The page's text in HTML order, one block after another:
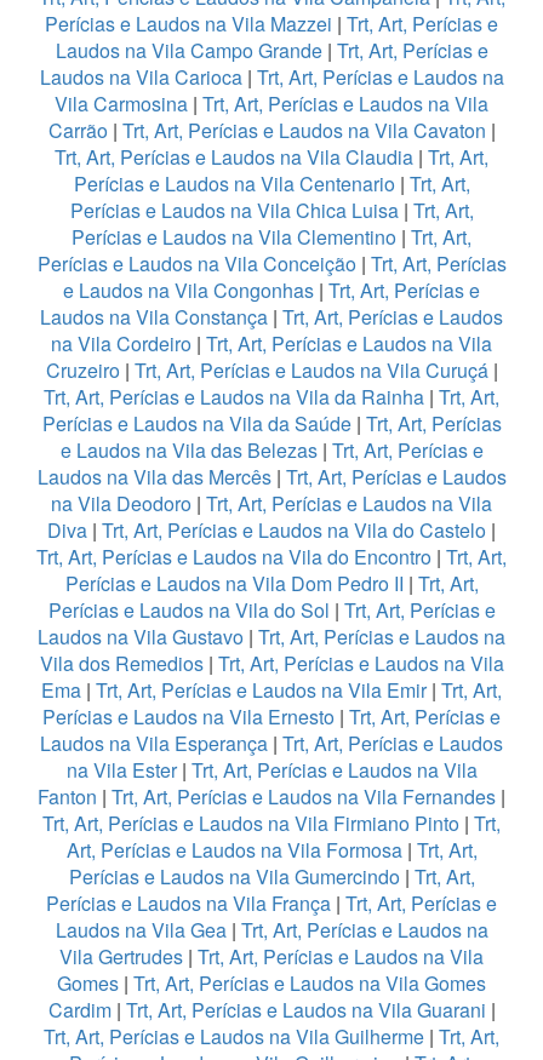
Perícias e Laudos na Vila Mazzei | Trt, Art, Perícias e
Laudos na Vila Campo Grande| Trt, Art, Perícias e
Laudos na Vila Carioca| Trt, Art, Perícias e Laudos na
Vila Carmosina | Trt, Art, Perícias e Laudos na Vila
Carrão| Trt, Art, Perícias e Laudos na Vila Cavaton |
Trt, Art, Perícias e Laudos na Vila Claudia | Trt, Art,
Perícias e Laudos na Vila Centenario| Trt, Art,
Perícias e Laudos na Vila Chica Luisa | Trt, Art,
Perícias e Laudos na Vila Clementino | Trt, Art,
Perícias e Laudos na Vila Conceição| Trt, Art, Perícias
e Laudos na Vila Congonhas | Trt, Art, Perícias e
Laudos na Vila Constança | Trt, Art, Perícias e Laudos
na Vila Cordeiro | Trt, Art, Perícias e Laudos na Vila
Cruzeiro | Trt, Art, Perícias e Laudos na Vila Curuçá |
Trt, Art, Perícias e Laudos na Vila da Rainha | Trt, Art,
Perícias e Laudos na Vila da Saúde| Trt, Art, Perícias
e Laudos na Vila das Belezas| Trt, Art, Perícias e
Laudos na Vila das Mercês| Trt, Art, Perícias e Laudos
na Vila Deodoro | Trt, Art, Perícias e Laudos na Vila
Diva | Trt, Art, Perícias e Laudos na Vila do Castelo |
Trt, Art, Perícias e Laudos na Vila do Encontro | Trt, Art,
Perícias e Laudos na Vila Dom Pedro II | Trt, Art,
Perícias e Laudos na Vila do Sol | Trt, Art, Perícias e
Laudos na Vila Gustavo | Trt, Art, Perícias e Laudos na
Vila dos Remedios| Trt, Art, Perícias e Laudos na Vila
Ema | Trt, Art, Perícias e Laudos na Vila Emir| Trt, Art,
Perícias e Laudos na Vila Ernesto | Trt, Art, Perícias e
Laudos na Vila Esperança | Trt, Art, Perícias e Laudos
na Vila Ester| Trt, Art, Perícias e Laudos na Vila
Fanton | Trt, Art, Perícias e Laudos na Vila Fernandes |
Trt, Art, Perícias e Laudos na Vila Firmiano Pinto | Trt,
Art, Perícias e Laudos na Vila Formosa| Trt, Art,
Perícias e Laudos na Vila Gumercindo| Trt, Art,
Perícias e Laudos na Vila França | Trt, Art, Perícias e
Laudos na Vila Gea| Trt, Art, Perícias e Laudos na
Vila Gertrudes | Trt, Art, Perícias e Laudos na Vila
Gomes | Trt, Art, Perícias e Laudos na Vila Gomes
Cardim| Trt, Art, Perícias e Laudos na Vila Guarani |
Trt, Art, Perícias e Laudos na Vila Guilherme | Trt, Art,